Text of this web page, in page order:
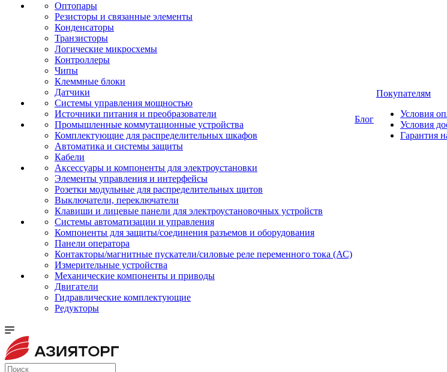
Оптопары
Резисторы и связанные элементы
Конденсаторы
Транзисторы
Логические микросхемы
Контроллеры
Чипы
Клеммные блоки
Датчики
Системы управления мощностью
Источники питания и преобразователи
Промышленные коммутационные устройства
Комплектующие для распределительных шкафов
Автоматика и системы защиты
Кабели
Аксессуары и компоненты для электроустановки
Элементы управления и интерфейсы
Розетки модульные для распределительных щитов
Выключатели, переключатели
Клавиши и лицевые панели для электроустановочных устройств
Системы автоматизации и управления
Компоненты для защиты/соединения разъемов и оборудования
Панели оператора
Контакторы/магнитные пускатели/силовые реле переменного тока (АС)
Измерительные устройства
Механические компоненты и приводы
Двигатели
Гидравлические комплектующие
Редукторы
Блог
Покупателям
Условия
Условия
Гарантия